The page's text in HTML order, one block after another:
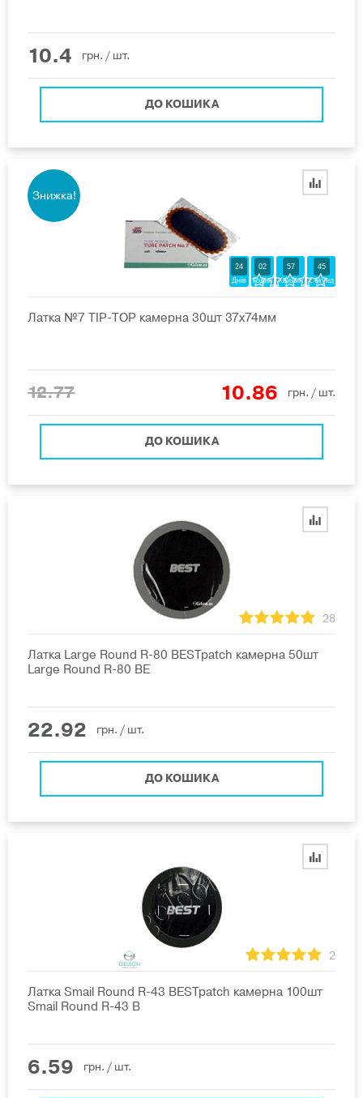
10.4 грн. / шт.
ДО КОШИКА
Знижка!
24
Днів
02
Годин
57
Хвилин
44
Секунд
Латка №7 ТIP-ТОР камерна 30шт 37х74мм
12.77 10.86 грн. / шт.
ДО КОШИКА
28
Латка Large Round R-80 BESTpatch камерна 50шт
Large Round R-80 BE
22.92 грн. / шт.
ДО КОШИКА
2
Латка Smail Round R-43 BESTpatch камерна 100шт
Smail Round R-43 B
6.59 грн. / шт.